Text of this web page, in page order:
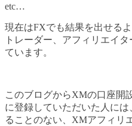
etc…
現在はFXでも結果を出せる
トレーダー、アフィリエイ
ています。
このブログからXMの口座開
に登録していただいた人に
ることのない、XMアフィリ